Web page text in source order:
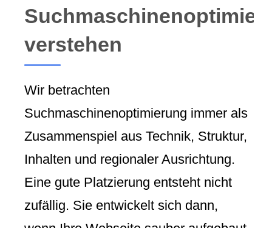
verstehen
Wir betrachten
Suchmaschinenoptimierung immer als
Zusammenspiel aus Technik, Struktur,
Inhalten und regionaler Ausrichtung.
Eine gute Platzierung entsteht nicht
zufällig. Sie entwickelt sich dann,